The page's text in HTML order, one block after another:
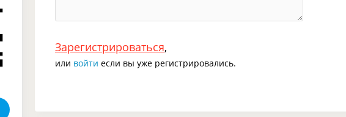
Зарегистрироваться,
или войти если вы уже регистрировались.